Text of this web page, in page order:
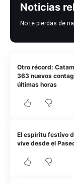
Noticias
No te pierdas de
Otro récord:
363 nuevos
últimas horas
El espíritu festivo
vive desde el